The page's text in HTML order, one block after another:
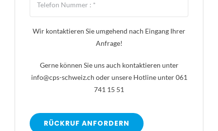
Wir kontaktieren Sie umgehend nach Eingang Ihrer
Anfrage!
Gerne können Sie uns auch kontaktieren unter
info@cps-schweiz.ch oder unsere Hotline unter 061
741 15 51
RÜCKRUF ANFORDERN